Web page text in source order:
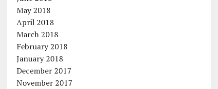
May 2018
April 2018
March 2018
February 2018
January 2018
December 2017
November 2017